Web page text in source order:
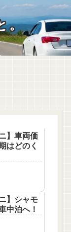
。
】車両価
はどのく
】シャモ
中泊へ！